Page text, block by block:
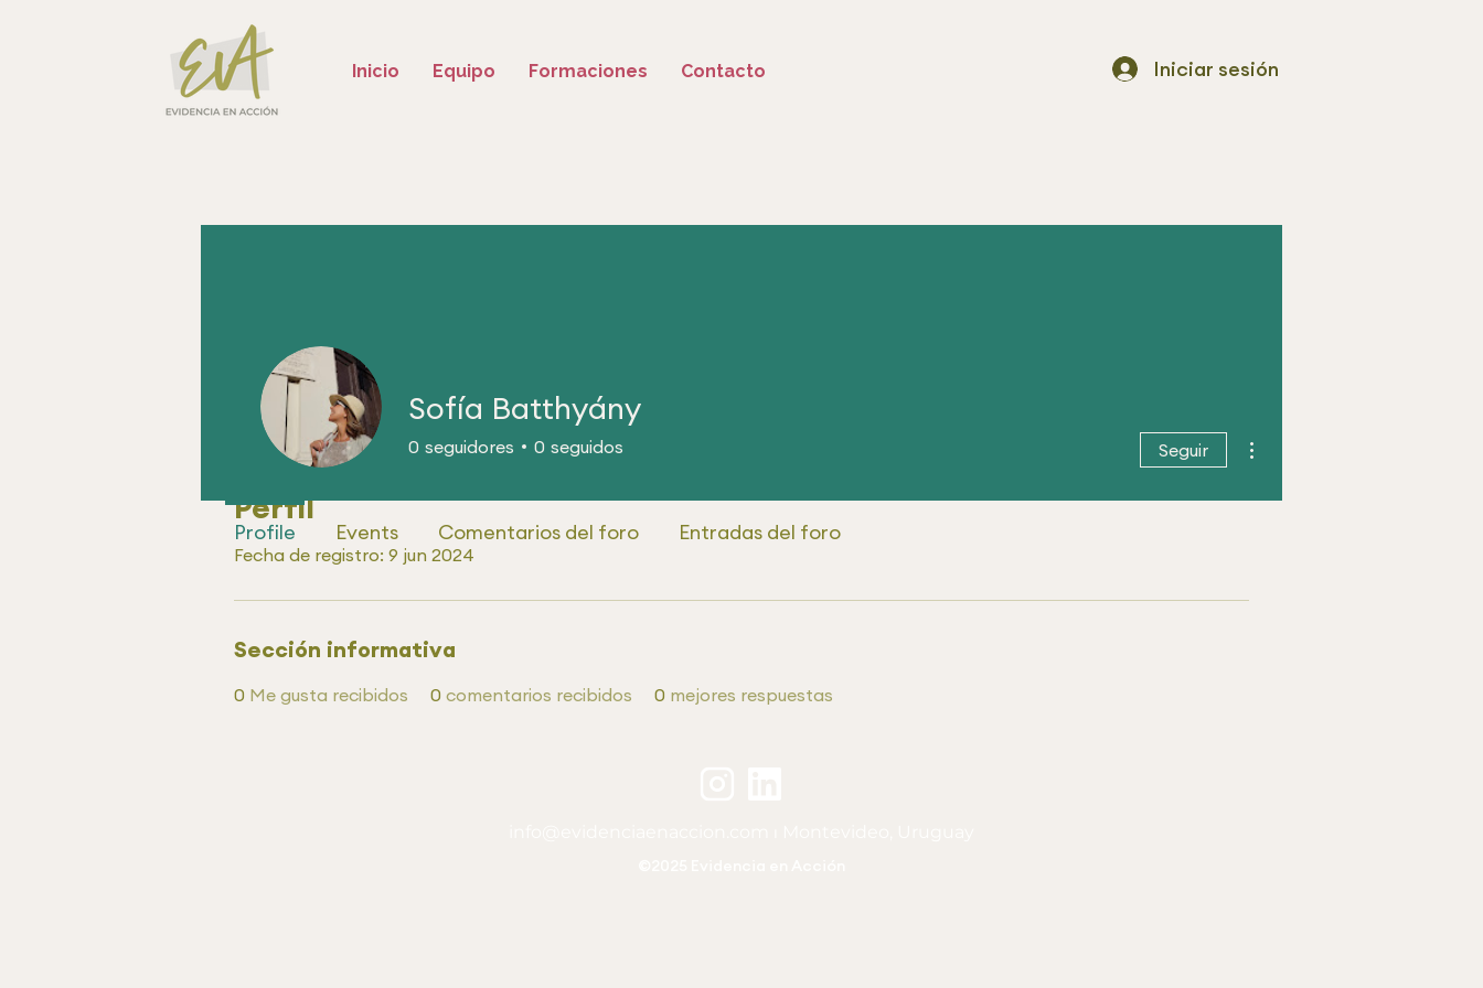
Inicio Equipo Formaciones Contacto Iniciar sesión
Perfil
Fecha de registro: 9 jun 2024
Sección informativa
0 Me gusta recibidos 0 comentarios recibidos 0 mejores respuestas
Sofía Batthyány
0 seguidores 0 seguidos Seguir
Profile Events Comentarios del foro Entradas del foro